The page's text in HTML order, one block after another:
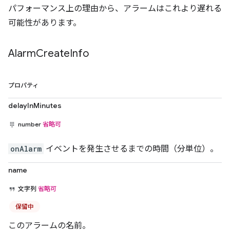
パフォーマンス上の理由から、アラームはこれより遅れる
可能性があります。
AlarmCreateInfo
プロパティ
delayInMinutes
number 省略可
onAlarm イベントを発生させるまでの時間（分単位）。
name
文字列 省略可
保留中
このアラームの名前。